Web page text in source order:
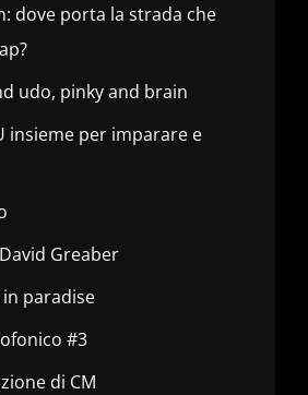
dove porta la strada che
udo, pinky and brain
insieme per imparare e
Greaber
paradise
#3
di CM